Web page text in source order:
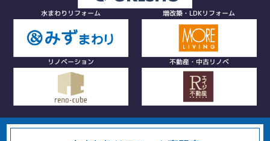
水まわりリフォーム 増改築・LDKリフォーム
リノベーション 不動産・中古リノベ